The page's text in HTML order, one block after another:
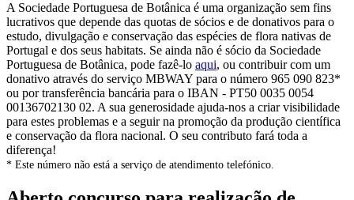
A Sociedade Portuguesa de Botânica é uma organização sem fins
lucrativos que depende das quotas de sócios e de donativos para o
estudo, divulgação e conservação das espécies de flora nativas de
Portugal e dos seus habitats. Se ainda não é sócio da Sociedade
Portuguesa de Botânica, pode fazê-lo aqui, ou contribuir com um
donativo através do serviço MBWAY para o número 965 090 823*
ou por transferência bancária para o IBAN - PT50 0035 0054
00136702130 02. A sua generosidade ajuda-nos a criar visibilidade
para estes problemas e a seguir na promoção da produção científica
e conservação da flora nacional. O seu contributo fará toda a
diferença!
* Este número não está a serviço de atendimento telefónico.